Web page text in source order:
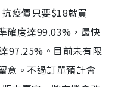
疫價只要$18就買
確度達99.03%，最快
97.25%。目前未有限
意。不過訂單預計會